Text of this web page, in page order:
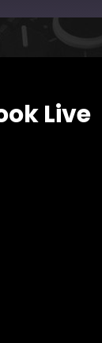
Live